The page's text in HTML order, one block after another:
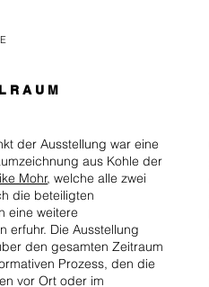
R A U M
der Ausstellung war eine
aus Kohle der
Mohr, welche alle zwei
die beteiligten
eine weitere
erfuhr. Die Ausstellung
den gesamten Zeitraum
Prozess, den die
vor Ort oder im